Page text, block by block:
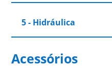
5 - Hidráulica
Acessórios